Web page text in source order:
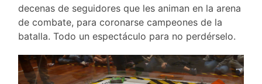
decenas de seguidores que les animan en la arena
de combate, para coronarse campeones de la
batalla. Todo un espectáculo para no perdérselo.